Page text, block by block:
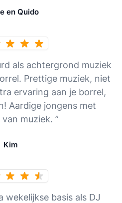
en Quido
als achtergrond muziek
Prettige muziek, niet
ervaring aan je borrel,
Aardige jongens met
muziek. ”
Kim
wekelijkse basis als DJ